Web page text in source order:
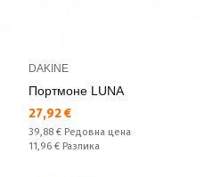
DAKINE
Портмоне LUNA
Текуща цена:
27,92 €
Редовна цена:
39,88 € Редовна цена
Спестявате:
11,96 € Разлика